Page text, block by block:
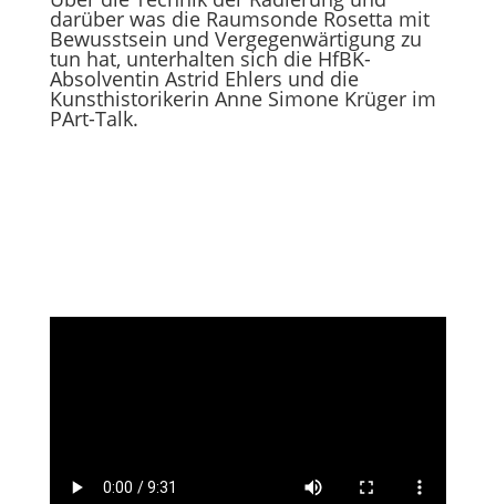
darüber was die Raumsonde Rosetta mit
Bewusstsein und Vergegenwärtigung zu
tun hat, unterhalten sich die HfBK-
Absolventin Astrid Ehlers und die
Kunsthistorikerin Anne Simone Krüger im
PArt-Talk.